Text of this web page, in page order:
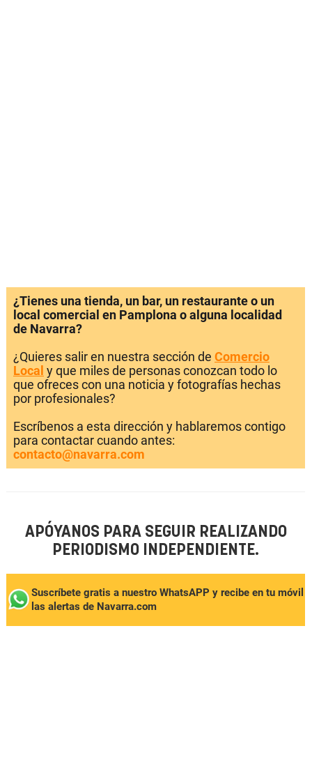
¿Tienes una tienda, un bar, un restaurante o un
local comercial en Pamplona o alguna localidad
de Navarra?
¿Quieres salir en nuestra sección de Comercio
Local y que miles de personas conozcan todo lo
que ofreces con una noticia y fotografías hechas
por profesionales?
Escríbenos a esta dirección y hablaremos contigo
para contactar cuando antes:
contacto@navarra.com
APÓYANOS PARA SEGUIR REALIZANDO
PERIODISMO INDEPENDIENTE.
Suscríbete gratis a nuestro WhatsAPP y recibe en tu móvil
las alertas de Navarra.com